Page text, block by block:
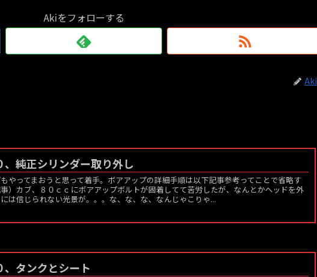
Akiをフォローする
Aki
、純正シリンダー取り外し
やってまおうと思って着手。ボアアップの詳細手順は以下記事参考ってことで省略す
）カブ、８０ｃｃにボアアップボルトが固着してて苦労したが、なんとかヘッドを外
は信じられない光景が。。。な、な、な、なんじゃこりゃ...
、タンクとシート